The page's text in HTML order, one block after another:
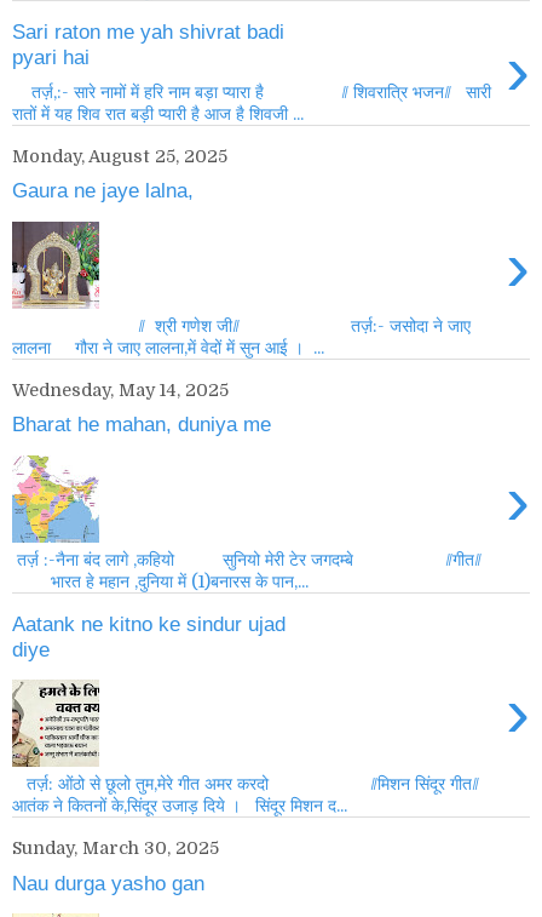
Sari raton me yah shivrat badi
pyari hai
›
तर्ज़,:- सारे नामों में हरि नाम बड़ा प्यारा है // शिवरात्रि भजन// सारी
रातों में यह शिव रात बड़ी प्यारी है आज है शिवजी ...
Monday, August 25, 2025
Gaura ne jaye lalna,
›
// श्री गणेश जी// तर्ज़:- जसोदा ने जाए
लालना गौरा ने जाए लालना,में वेदों में सुन आई । ...
Wednesday, May 14, 2025
Bharat he mahan, duniya me
›
तर्ज़ :-नैना बंद लागे ,कहियो सुनियो मेरी टेर जगदम्बे //गीत//
भारत हे महान ,दुनिया में (1)बनारस के पान,...
Aatank ne kitno ke sindur ujad
diye
›
तर्ज़: ओंठो से छूलो तुम,मेरे गीत अमर करदो //मिशन सिंदूर गीत//
आतंक ने कितनों के,सिंदूर उजाड़ दिये । सिंदूर मिशन द...
Sunday, March 30, 2025
Nau durga yasho gan